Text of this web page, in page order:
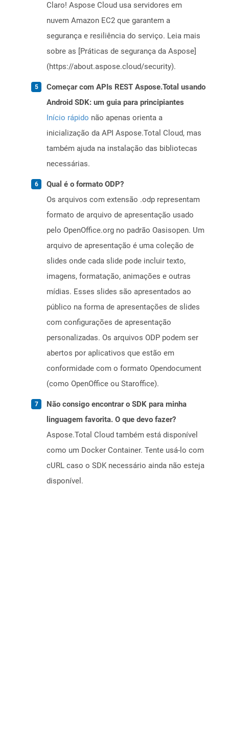
Claro! Aspose Cloud usa servidores em
nuvem Amazon EC2 que garantem a
segurança e resiliência do serviço. Leia mais
sobre as [Práticas de segurança da Aspose]
(https://about.aspose.cloud/security).
Começar com APIs REST Aspose.Total usando
Android SDK: um guia para principiantes
Início rápido não apenas orienta a
inicialização da API Aspose.Total Cloud, mas
também ajuda na instalação das bibliotecas
necessárias.
Qual é o formato ODP?
Os arquivos com extensão .odp representam
formato de arquivo de apresentação usado
pelo OpenOffice.org no padrão Oasisopen. Um
arquivo de apresentação é uma coleção de
slides onde cada slide pode incluir texto,
imagens, formatação, animações e outras
mídias. Esses slides são apresentados ao
público na forma de apresentações de slides
com configurações de apresentação
personalizadas. Os arquivos ODP podem ser
abertos por aplicativos que estão em
conformidade com o formato Opendocument
(como OpenOffice ou Staroffice).
Não consigo encontrar o SDK para minha
linguagem favorita. O que devo fazer?
Aspose.Total Cloud também está disponível
como um Docker Container. Tente usá-lo com
cURL caso o SDK necessário ainda não esteja
disponível.